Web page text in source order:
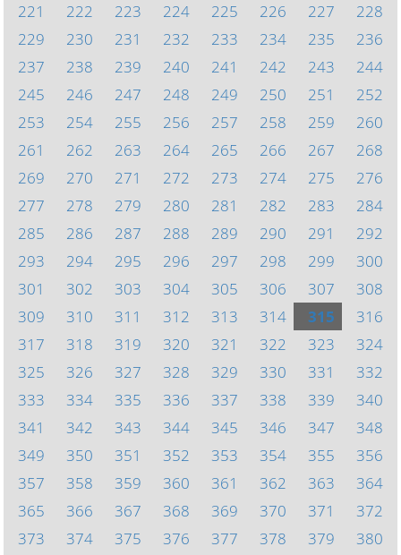
221
222 223 224 225 226 227
228
229
230 231 232 233 234 235
236
237
238 239 240 241 242 243
244
245
246 247 248 249 250 251
252
253
254 255 256 257 258 259
260
261
262 263 264 265 266 267
268
269
270 271 272 273 274 275
276
277
278 279 280 281 282 283
284
285
286 287 288 289 290 291
292
293
294 295 296 297 298 299
300
301
302 303 304 305 306 307
308
309
310 311 312 313 314 315
316
317
318 319 320 321 322 323
324
325
326 327 328 329 330 331
332
333
334 335 336 337 338 339
340
341
342 343 344 345 346 347
348
349
350 351 352 353 354 355
356
357
358 359 360 361 362 363
364
365
366 367 368 369 370 371
372
373
374 375 376 377 378 379 380